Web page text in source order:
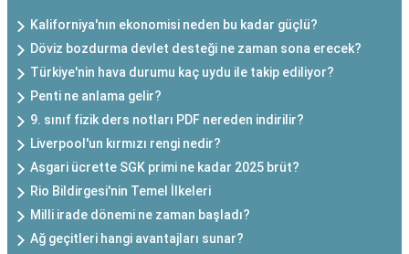
Kaliforniya'nın ekonomisi neden bu kadar güçlü?
Döviz bozdurma devlet desteği ne zaman sona erecek?
Türkiye'nin hava durumu kaç uydu ile takip ediliyor?
Penti ne anlama gelir?
9. sınıf fizik ders notları PDF nereden indirilir?
Liverpool'un kırmızı rengi nedir?
Asgari ücrette SGK primi ne kadar 2025 brüt?
Rio Bildirgesi'nin Temel İlkeleri
Milli irade dönemi ne zaman başladı?
Ağ geçitleri hangi avantajları sunar?